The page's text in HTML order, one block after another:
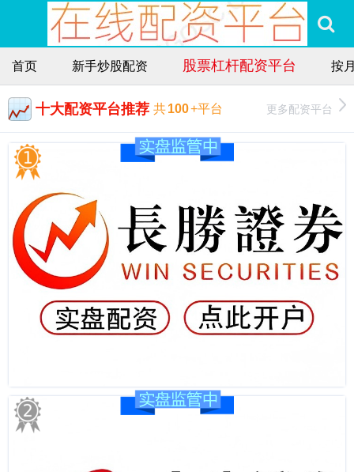
首页 新手炒股配资 股票杠杆配资平台 按
十大配资平台推荐 共100+平台 更多配资平台